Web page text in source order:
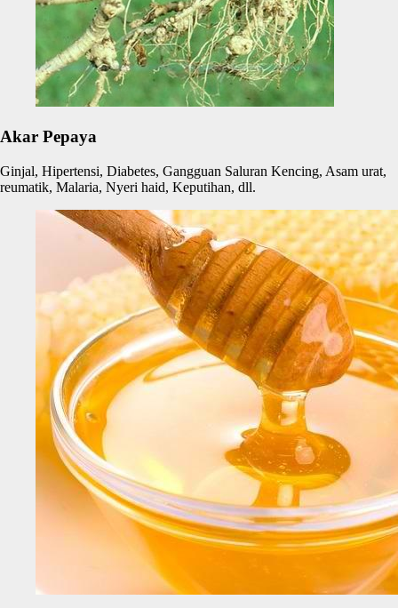
Akar Pepaya
Ginjal, Hipertensi, Diabetes, Gangguan Saluran Kencing, Asam urat,
reumatik, Malaria, Nyeri haid, Keputihan, dll.